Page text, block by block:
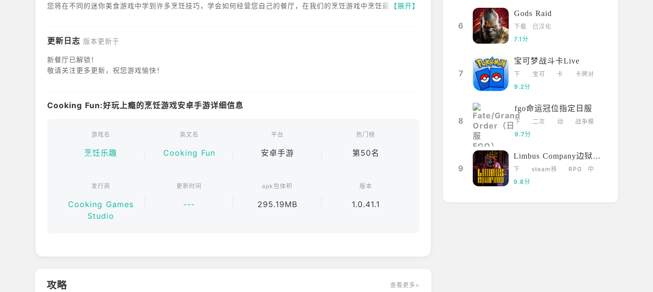
您将在不同的迷你美食游戏中学到许多烹饪技巧，学会如何经营您自己的餐厅，在我们的烹饪游戏中烹饪最美味的食
【展开】
更新日志 版本更新于
新餐厅已解锁！
敬请关注更多更新，祝您游戏愉快！
Cooking Fun:好玩上瘾的烹饪游戏安卓手游详细信息
游戏名
烹饪乐趣
英文名
Cooking Fun
平台
安卓手游
热门榜
第50名
发行商
Cooking Games
Studio
更新时间
---
apk包体积
295.19MB
版本
1.0.41.1
攻略 查看更多>
6
Gods Raid
下载
已汉化
7.1分
7
宝可梦战斗卡Live
下
载
宝可
卡
卡牌对
9.2分
8
fgo命运冠位指定日服
下
载
二次
动
战争模
9.7分
9
Limbus Company边狱巴士
下
载
steam移
RPG
中
9.8分